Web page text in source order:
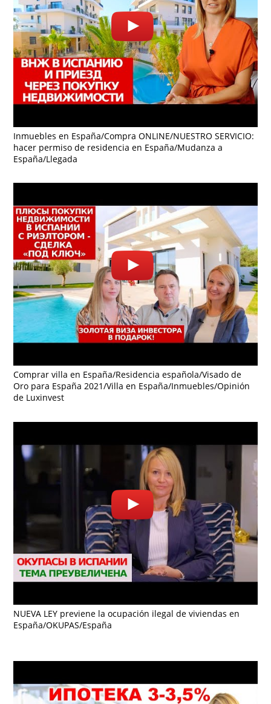
Inmuebles en España/Compra ONLINE/NUESTRO SERVICIO:
hacer permiso de residencia en España/Mudanza a
España/Llegada
Comprar villa en España/Residencia española/Visado de
Oro para España 2021/Villa en España/Inmuebles/Opinión
de Luxinvest
NUEVA LEY previene la ocupación ilegal de viviendas en
España/OKUPAS/España